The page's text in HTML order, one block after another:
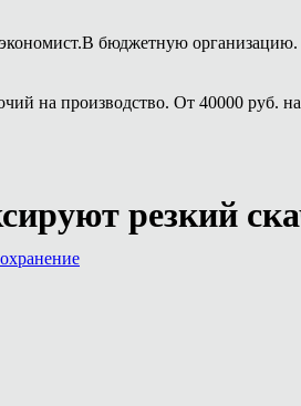
бюджетную организацию.
на производство. От 40000 руб.
резкий